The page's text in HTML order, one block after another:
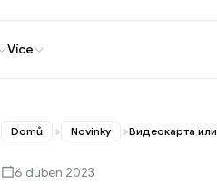
Více
Domů Novinky Видеокарта
6 duben 2023